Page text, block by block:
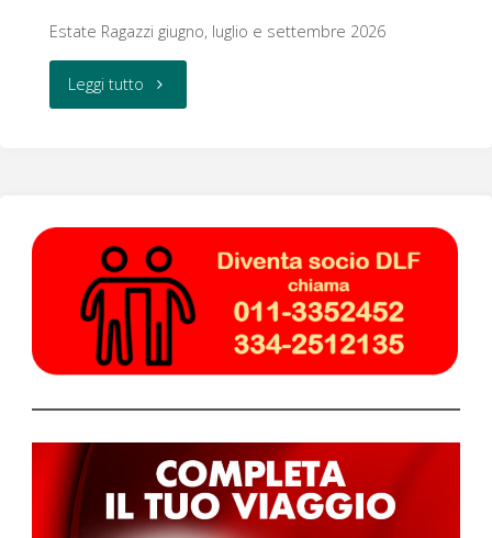
Estate Ragazzi giugno, luglio e settembre 2026
Leggi tutto "Estate